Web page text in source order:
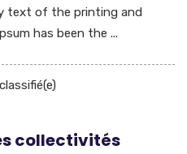
text of the printing and
has been the ...
collectivités